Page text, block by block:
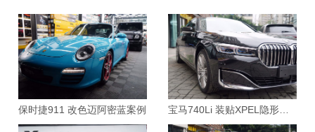
保时捷911 改色迈阿密蓝案例